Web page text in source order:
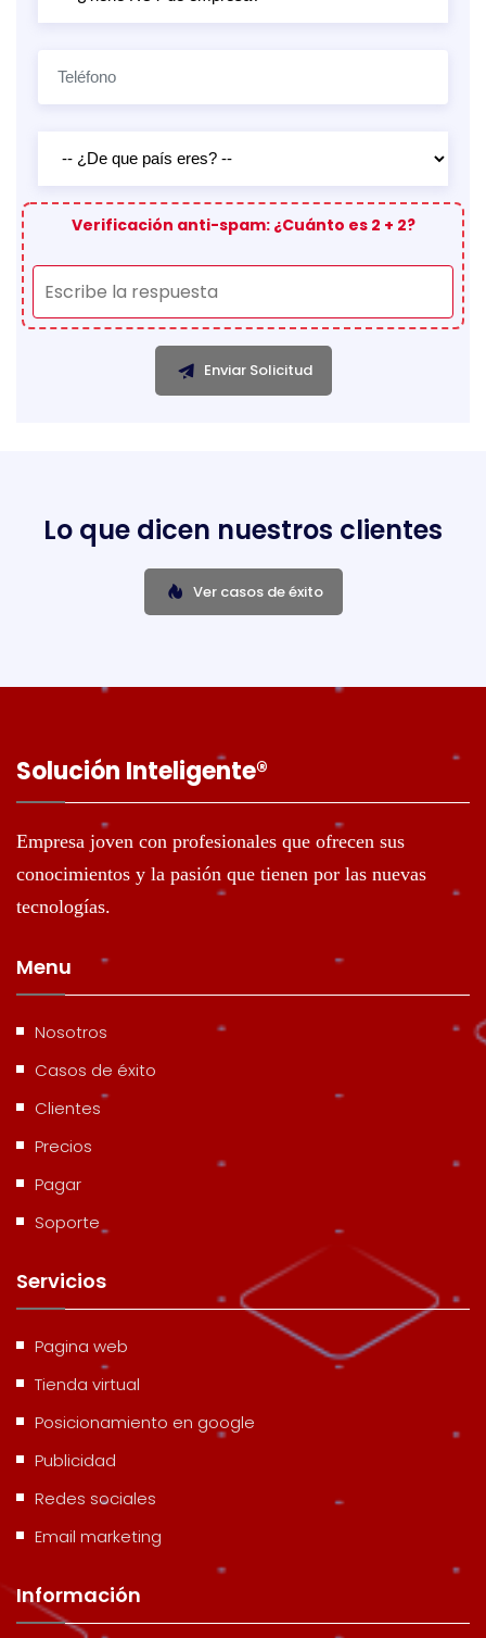
Verificación anti-spam: ¿Cuánto es 2 + 2?
Enviar Solicitud
Lo que dicen nuestros clientes
Ver casos de éxito
Solución Inteligente®️
Empresa joven con profesionales que ofrecen sus
conocimientos y la pasión que tienen por las nuevas
tecnologías.
Menu
Nosotros
Casos de éxito
Clientes
Precios
Pagar
Soporte
Servicios
Pagina web
Tienda virtual
Posicionamiento en google
Publicidad
Redes sociales
Email marketing
Información